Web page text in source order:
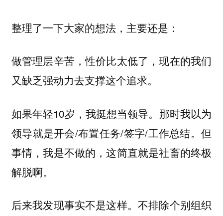
整理了一下大家的想法，主要还是：
做管理层辛苦，性价比太低了，现在的我们
又缺乏强动力去支撑这个追求。
如果年轻10岁，我挺想当领导。那时我以为
领导就是开会/布置任务/签字/工作总结。但
事情，我是不做的，这简直就是社畜的终极
解脱啊。
后来我发现事实不是这样。不排除个别组织